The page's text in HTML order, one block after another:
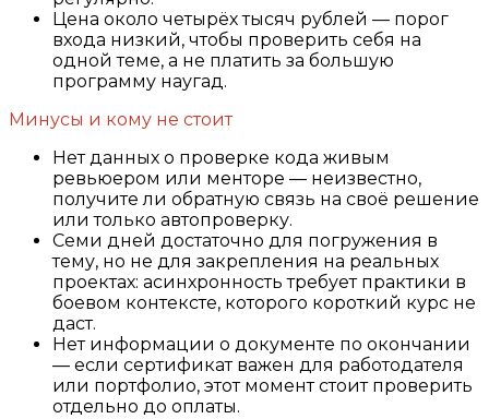
Цена около четырёх тысяч рублей — порог
входа низкий, чтобы проверить себя на
одной теме, а не платить за большую
программу наугад.
Минусы и кому не стоит
Нет данных о проверке кода живым
ревьюером или менторе — неизвестно,
получите ли обратную связь на своё решение
или только автопроверку.
Семи дней достаточно для погружения в
тему, но не для закрепления на реальных
проектах: асинхронность требует практики в
боевом контексте, которого короткий курс не
даст.
Нет информации о документе по окончании
— если сертификат важен для работодателя
или портфолио, этот момент стоит проверить
отдельно до оплаты.